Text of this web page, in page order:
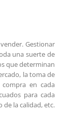
Gestionar
una suerte de
que determinan
la toma de
en cada
para cada
la calidad, etc.